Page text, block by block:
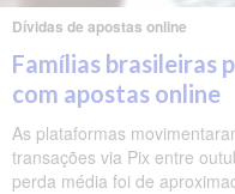
Dívidas de apostas online
Famílias brasileiras
com apostas online
As plataformas
transações via Pix entre
perda média foi de